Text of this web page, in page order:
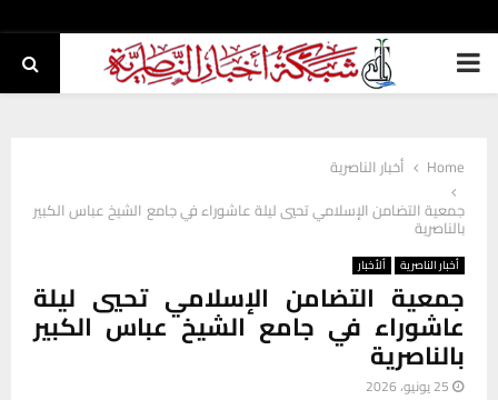
PRIMARY
Home
أخبار الناصرية
جمعية التضامن الإسلامي تحيي ليلة عاشوراء في جامع الشيخ عباس الكبير
بالناصرية
أخبار الناصرية ألأخبار
جمعية التضامن الإسلامي تحيي ليلة
عاشوراء في جامع الشيخ عباس الكبير
بالناصرية
25 يونيو، 2026